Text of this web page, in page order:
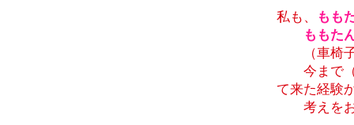
私も、
もも
ももた
（車椅子
今まで（
て来た経験
考えをお